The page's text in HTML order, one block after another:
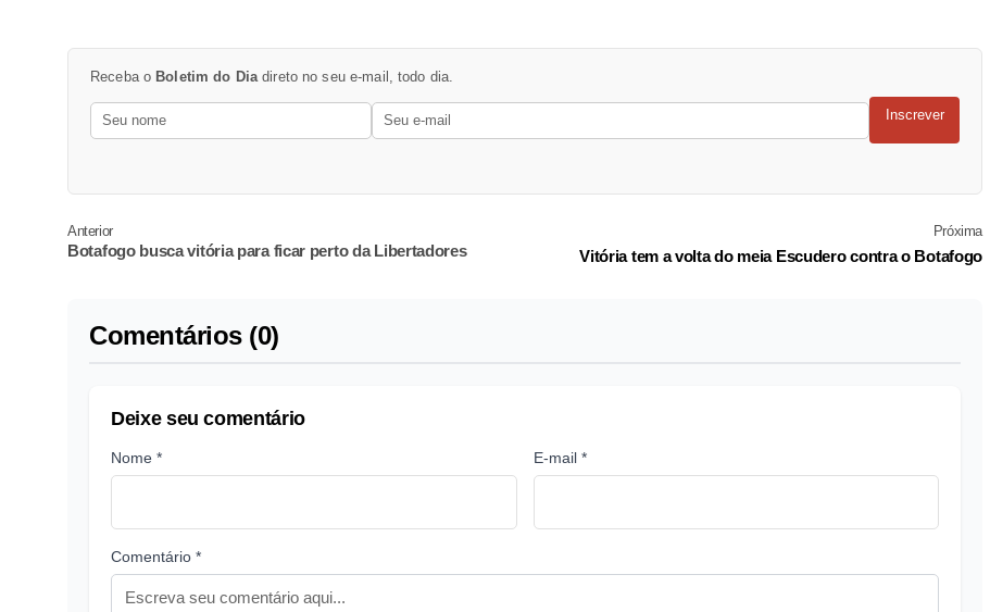
Receba o Boletim do Dia direto no seu e-mail, todo dia.
Inscrever
Anterior
Botafogo busca vitória para ficar perto da Libertadores
Próxima
Vitória tem a volta do meia Escudero contra o Botafogo
Comentários (0)
Deixe seu comentário
Nome * E-mail *
Comentário *